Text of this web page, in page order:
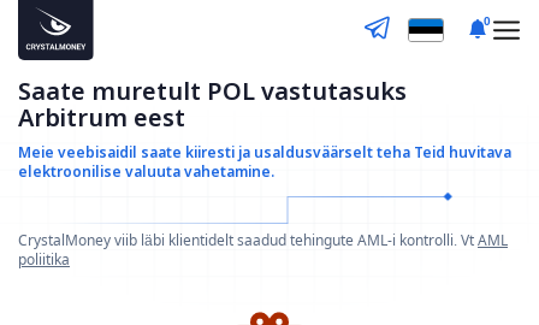
0
Saate muretult POL vastutasuks
Arbitrum eest
Meie veebisaidil saate kiiresti ja usaldusväärselt teha Teid huvitava
elektroonilise valuuta vahetamine.
CrystalMoney viib läbi klientidelt saadud tehingute AML-i kontrolli. VtAML
poliitika